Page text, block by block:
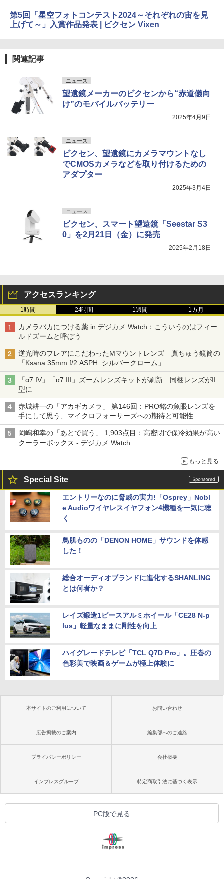
第5回「星空フォトコンテスト2024～それぞれの宙を見
上げて～」入賞作品発表 | ビクセン Vixen
関連記事
ニュース
望遠鏡メーカーのビクセンから“赤道儀向
け”のモバイルバッテリー
2025年4月9日
ニュース
ビクセン、望遠鏡にカメラマウントなし
でCMOSカメラなどを取り付けるための
アダプター
2025年3月4日
ニュース
ビクセン、スマート望遠鏡「Seestar S3
0」を2月21日（金）に発売
2025年2月18日
アクセスランキング
1時間 24時間 1週間 1カ月
カメラバカにつける薬 in デジカメ Watch：こういうのはフィー
ルドズームと呼ぼう
逆光時のフレアにこだわったMマウントレンズ 真ちゅう鏡筒の
「Ksana 35mm f/2 ASPH. シルバークローム」
「α7 IV」「α7 III」ズームレンズキットが刷新 同梱レンズがII
型に
赤城耕一の「アカギカメラ」 第146回：PRO銘の魚眼レンズを
手にして思う、マイクロフォーサーズへの期待と可能性
岡嶋和幸の「あとで買う」 1,903点目：高密閉で保冷効果が高い
クーラーボックス - デジカメ Watch
もっと見る
Special Site
エントリーなのに脅威の実力!「Osprey」Nobl
e Audioワイヤレスイヤフォン4機種を一気に聴
く
鳥肌ものの「DENON HOME」サウンドを体感
した！
総合オーディオブランドに進化するSHANLING
とは何者か？
レイズ鍛造1ピースアルミホイール「CE28 N-p
lus」軽量なままに剛性を向上
ハイグレードテレビ「TCL Q7D Pro」。圧巻の
色彩美で映画＆ゲームが極上体験に
本サイトのご利用について お問い合わせ
広告掲載のご案内 編集部へのご連絡
プライバシーポリシー 会社概要
インプレスグループ 特定商取引法に基づく表示
PC版で見る